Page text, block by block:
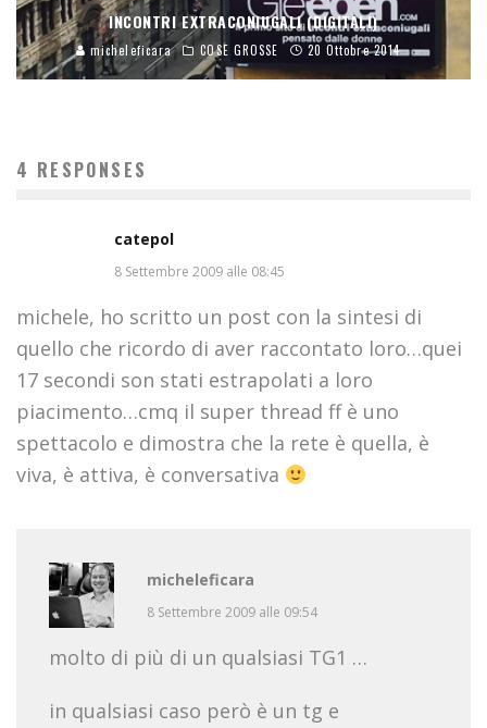
INCONTRI EXTRACONIUGALI (DIGITALI)
micheleficara COSE GROSSE 20 Ottobre 2014
4 RESPONSES
catepol
8 Settembre 2009 alle 08:45
michele, ho scritto un post con la sintesi di
quello che ricordo di aver raccontato loro…quei
17 secondi son stati estrapolati a loro
piacimento…cmq il super thread ff è uno
spettacolo e dimostra che la rete è quella, è
viva, è attiva, è conversativa
micheleficara
8 Settembre 2009 alle 09:54
molto di più di un qualsiasi TG1 …
in qualsiasi caso però è un tg e